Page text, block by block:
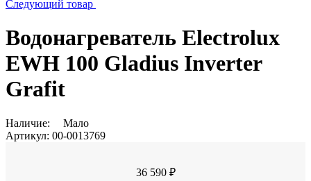
Следующий товар
Водонагреватель Electrolux
EWH 100 Gladius Inverter
Grafit
Наличие:
Мало
Артикул: 00-0013769
36 590 ₽